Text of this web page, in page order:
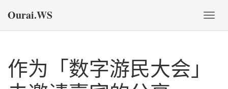
切
换
Ourai.WS
作为「数字游民大会」